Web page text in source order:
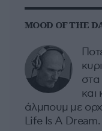
MOOD OF THE
στα
και
άλμπουμ με
Life Is A Dream.